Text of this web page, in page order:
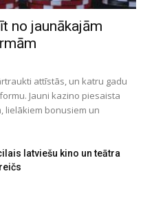
no jaunākajām
attīstās, un katru gadu
Jauni kazino piesaista
lielākiem bonusiem un
latviešu kino un teātra